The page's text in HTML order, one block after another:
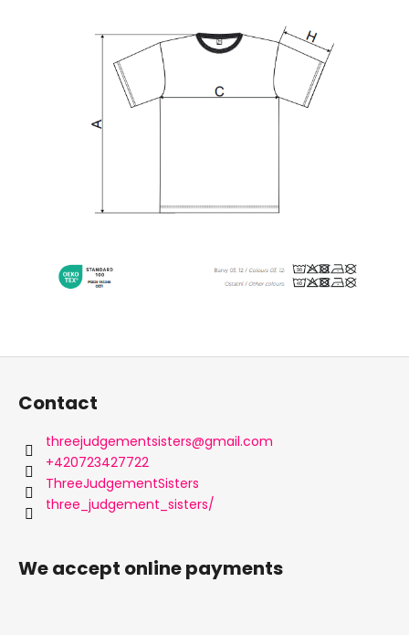
F
Contact
threejudgementsisters@gmail.com
+420723427722
ThreeJudgementSisters
three_judgement_sisters/
We accept online payments